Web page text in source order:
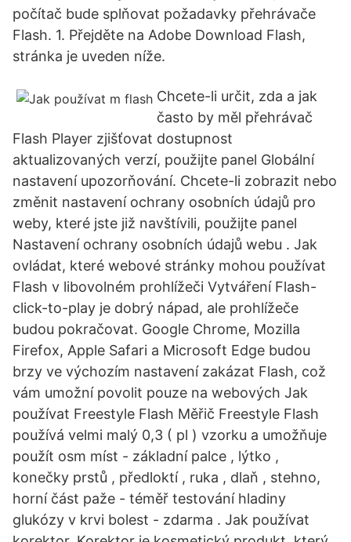
počítač bude splňovat požadavky přehrávače
Flash. 1. Přejděte na Adobe Download Flash,
stránka je uveden níže.
Chcete-li určit, zda a jak
často by měl přehrávač
Flash Player zjišťovat dostupnost
aktualizovaných verzí, použijte panel Globální
nastavení upozorňování. Chcete-li zobrazit nebo
změnit nastavení ochrany osobních údajů pro
weby, které jste již navštívili, použijte panel
Nastavení ochrany osobních údajů webu . Jak
ovládat, které webové stránky mohou používat
Flash v libovolném prohlížeči Vytváření Flash-
click-to-play je dobrý nápad, ale prohlížeče
budou pokračovat. Google Chrome, Mozilla
Firefox, Apple Safari a Microsoft Edge budou
brzy ve výchozím nastavení zakázat Flash, což
vám umožní povolit pouze na webových Jak
používat Freestyle Flash Měřič Freestyle Flash
používá velmi malý 0,3 ( pl ) vzorku a umožňuje
použít osm míst - základní palce , lýtko ,
konečky prstů , předloktí , ruka , dlaň , stehno,
horní část paže - téměř testování hladiny
glukózy v krvi bolest - zdarma . Jak používat